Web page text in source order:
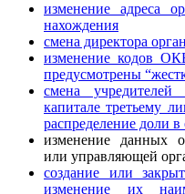
изменение адреса
нахождения
смена директора
изменение кодов
предусмотрены
смена
капитале третьему
распределение доли в
изменение данных
или управляющей
создание или
изменение их